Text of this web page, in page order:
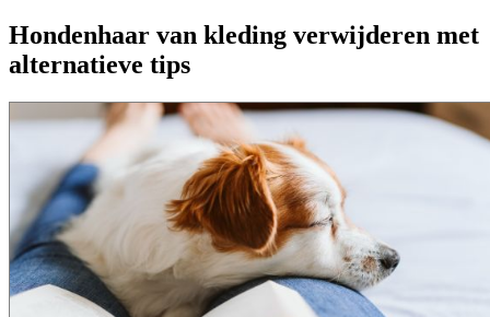
Hondenhaar van kleding verwijderen met
alternatieve tips